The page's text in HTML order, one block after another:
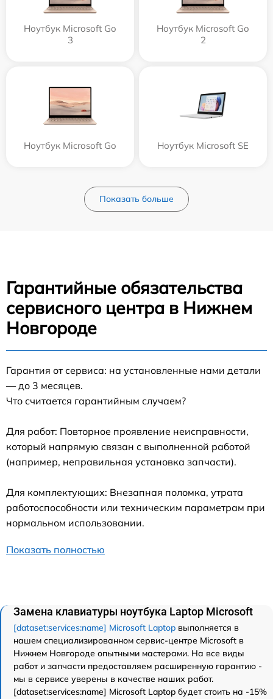
Ноутбук Microsoft Go
3
Ноутбук Microsoft Go
2
Ноутбук Microsoft Go Ноутбук Microsoft SE
Показать больше
Гарантийные обязательства
сервисного центра в Нижнем
Новгороде
Гарантия от сервиса: на установленные нами детали
— до 3 месяцев.
Что считается гарантийным случаем?
Для работ: Повторное проявление неисправности,
который напрямую связан с выполненной работой
(например, неправильная установка запчасти).
Для комплектующих: Внезапная поломка, утрата
работоспособности или техническим параметрам при
нормальном использовании.
Показать полностью
Замена клавиатуры ноутбука Laptop Microsoft
[dataset:services:name] Microsoft Laptop выполняется в
нашем специализированном сервис-центре Microsoft в
Нижнем Новгороде опытными мастерами. На все виды
работ и запчасти предоставляем расширенную гарантию -
мы в сервисе уверены в качестве наших работ.
[dataset:services:name] Microsoft Laptop будет стоить на -15%